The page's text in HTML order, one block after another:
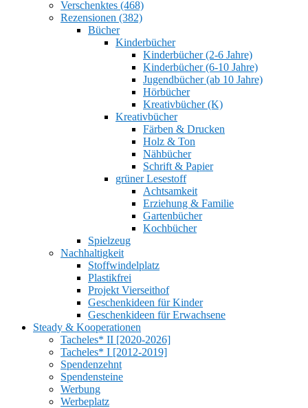
Verschenktes (468)
Rezensionen (382)
Bücher
Kinderbücher
Kinderbücher (2-6 Jahre)
Kinderbücher (6-10 Jahre)
Jugendbücher (ab 10 Jahre)
Hörbücher
Kreativbücher (K)
Kreativbücher
Färben & Drucken
Holz & Ton
Nähbücher
Schrift & Papier
grüner Lesestoff
Achtsamkeit
Erziehung & Familie
Gartenbücher
Kochbücher
Spielzeug
Nachhaltigkeit
Stoffwindelplatz
Plastikfrei
Projekt Vierseithof
Geschenkideen für Kinder
Geschenkideen für Erwachsene
Steady & Kooperationen
Tacheles* II [2020-2026]
Tacheles* I [2012-2019]
Spendenzehnt
Spendensteine
Werbung
Werbeplatz